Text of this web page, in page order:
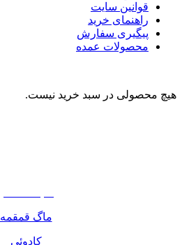
قوانین سایت
راهنمای خرید
پیگیری سفارش
محصولات عمده
هیچ محصولی در سبد خرید نیست.
ماگ قمقمه
کادوئی